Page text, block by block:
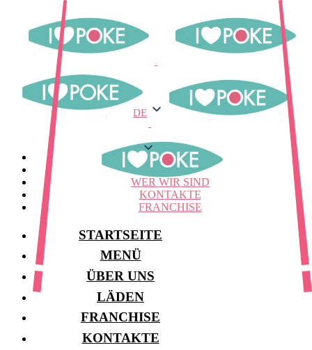
DE
MENÜ
LAGER
WER WIR SIND
KONTAKTE
FRANCHISE
STARTSEITE
MENÜ
ÜBER UNS
LÄDEN
FRANCHISE
KONTAKTE